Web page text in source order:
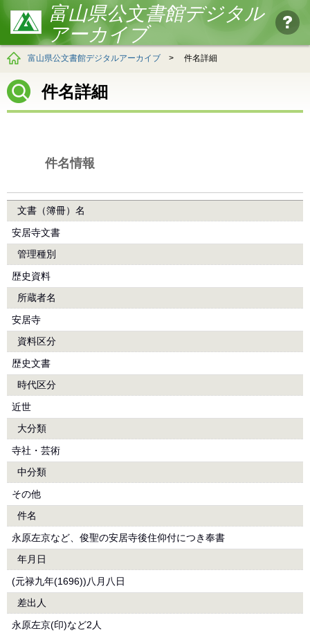
富山県公文書館デジタル
アーカイブ
富山県公文書館デジタルアーカイブ > 件名詳細
件名詳細
件名情報
文書（簿冊）名
安居寺文書
管理種別
歴史資料
所蔵者名
安居寺
資料区分
歴史文書
時代区分
近世
大分類
寺社・芸術
中分類
その他
件名
永原左京など、俊聖の安居寺後住仰付につき奉書
年月日
(元禄九年(1696))八月八日
差出人
永原左京(印)など2人